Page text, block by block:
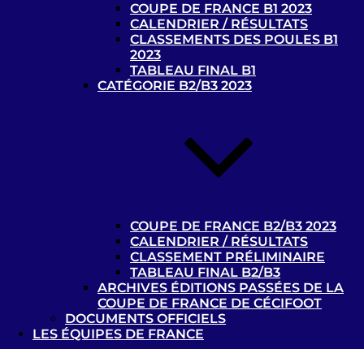
COUPE DE FRANCE B1 2023
CALENDRIER / RÉSULTATS
CLASSEMENTS DES POULES B1
2023
TABLEAU FINAL B1
CATÉGORIE B2/B3 2023
COUPE DE FRANCE B2/B3 2023
CALENDRIER / RÉSULTATS
CLASSEMENT PRÉLIMINAIRE
TABLEAU FINAL B2/B3
ARCHIVES ÉDITIONS PASSÉES DE LA
COUPE DE FRANCE DE CÉCIFOOT
DOCUMENTS OFFICIELS
LES ÉQUIPES DE FRANCE
encadrants de la discipline. Ou pour toute
structure désireuse d’accueillir des sportifs
déficients visuels
Médiathèque Handisport
Centre de Ressourcesde la Fédération Française
Handisport